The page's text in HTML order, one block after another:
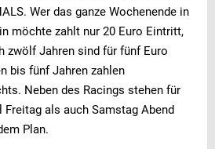
Wer das ganze Wochenende in
möchte zahlt nur 20 Euro Eintritt,
zwölf Jahren sind für fünf Euro
bis fünf Jahren zahlen
Neben des Racings stehen für
als auch Samstag Abend
Plan.